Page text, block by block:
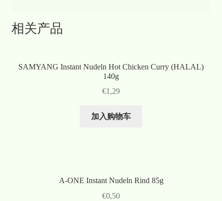
相关产品
SAMYANG Instant Nudeln Hot Chicken Curry (HALAL)
140g
€1,29
加入购物车
A-ONE Instant Nudeln Rind 85g
€0,50